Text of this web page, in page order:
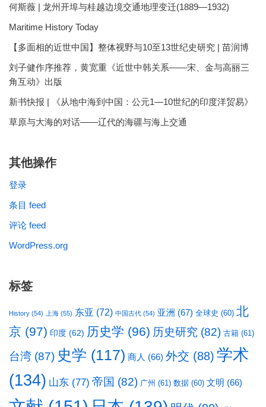
何斯薇 | 龙州开埠与桂越边境交通地理变迁(1889—1932)
Maritime History Today
【多面相的近世中国】整体视野与10至13世纪史研究 | 苗润博
刘子健作序推荐，黄宽重《近世中韩关系——宋、金与高丽三
角互动》出版
新书快报 | 《从地中海到中国：公元1—10世纪的印度洋贸易》
草原与大海的对话——辽代的海疆与海上交通
其他操作
登录
条目 feed
评论 feed
WordPress.org
标签
History (54) 上海 (55) 东亚 (72) 中国古代 (54) 亚洲 (67) 全球史 (60) 北
京 (97) 印度 (62) 历史学 (96) 历史研究 (82) 古籍 (61)
台湾 (87) 史学 (117) 商人 (66) 外交 (88) 学术
(134) 山东 (77) 帝国 (82) 广州 (61) 数据 (60) 文明 (66)